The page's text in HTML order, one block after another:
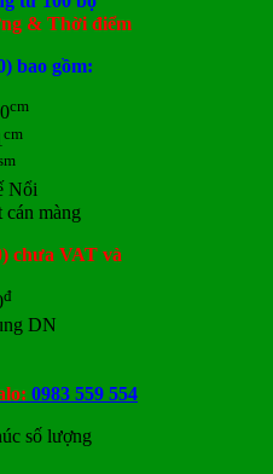
& Thời điểm
bao gồm:
cm
cm
Nổi
màng
chưa VAT và
đ
DN
0983 559 554
số lượng